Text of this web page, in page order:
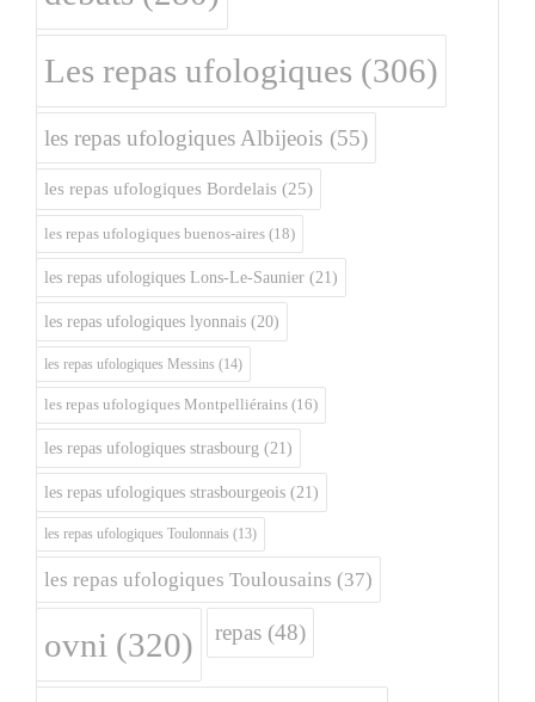
Les repas ufologiques (306)
les repas ufologiques Albijeois (55)
les repas ufologiques Bordelais (25)
les repas ufologiques buenos-aires (18)
les repas ufologiques Lons-Le-Saunier (21)
les repas ufologiques lyonnais (20)
les repas ufologiques Messins (14)
les repas ufologiques Montpelliérains (16)
les repas ufologiques strasbourg (21)
les repas ufologiques strasbourgeois (21)
les repas ufologiques Toulonnais (13)
les repas ufologiques Toulousains (37)
ovni (320) repas (48)